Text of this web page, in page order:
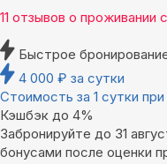
11 отзывов о проживании
Быстрое
4 000 ₽ за сутки
Стоимость за 1 сутки
Кэшбэк до 4%
Забронируйте до 31
бонусами после оценки